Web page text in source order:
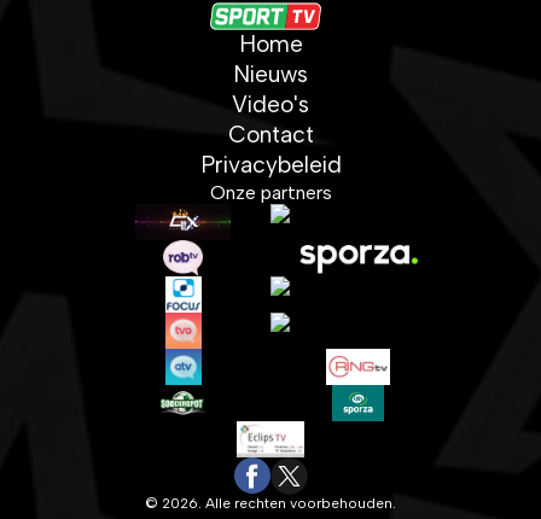
Home
Nieuws
Video's
Contact
Privacybeleid
Onze partners
© 2026. Alle rechten voorbehouden.